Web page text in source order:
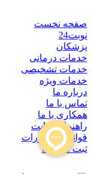
صفحه نخست
نوبت24
پزشکان
خدمات درمانی
خدمات تشخیصی
خدمات ویژه
درباره ما
تماس با ما
همکاری با ما
راهنمای سایت
قوانین و مقررات
ثبت شکایت